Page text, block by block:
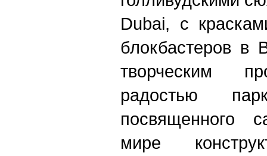
Dubai, с
блокбастеров в
творческим
радостью
посвященного
мире